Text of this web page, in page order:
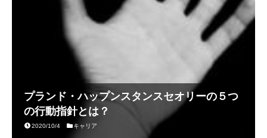
プランド・ハップンスタンスセオリーの５つ
の行動指針とは？
2020/10/4 キャリア